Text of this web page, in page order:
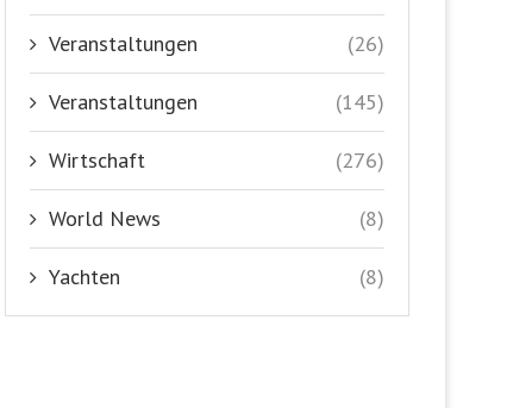
Veranstaltungen (26)
Veranstaltungen (145)
Wirtschaft (276)
World News (8)
Yachten (8)